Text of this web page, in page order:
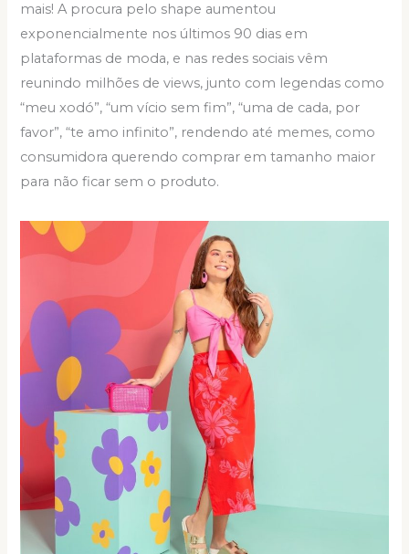
mais! A procura pelo shape aumentou
exponencialmente nos últimos 90 dias em
plataformas de moda, e nas redes sociais vêm
reunindo milhões de views, junto com legendas como
“meu xodó”, “um vício sem fim”, “uma de cada, por
favor”, “te amo infinito”, rendendo até memes, como
consumidora querendo comprar em tamanho maior
para não ficar sem o produto.